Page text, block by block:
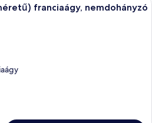
franciaágy, nemdohányzó